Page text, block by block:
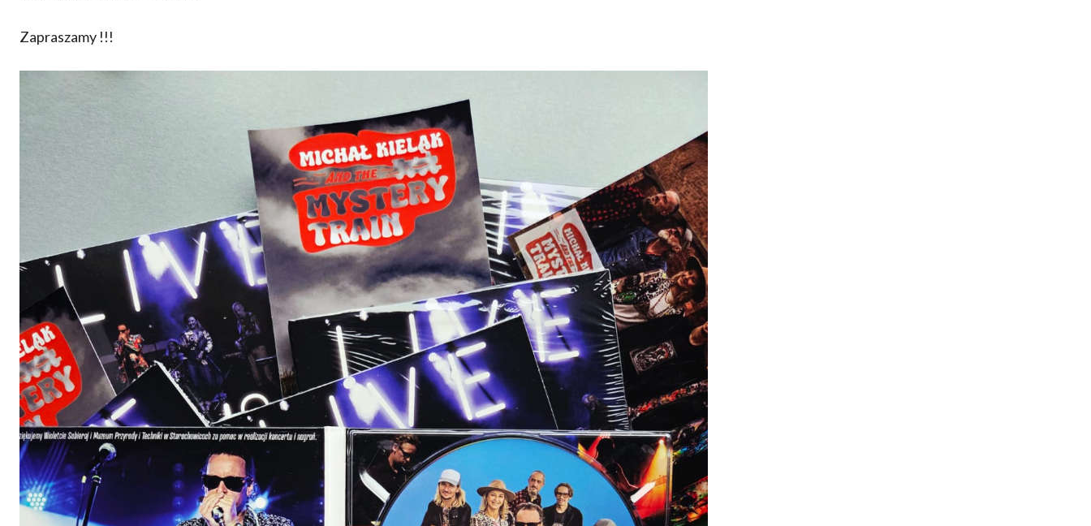
Zapraszamy !!!